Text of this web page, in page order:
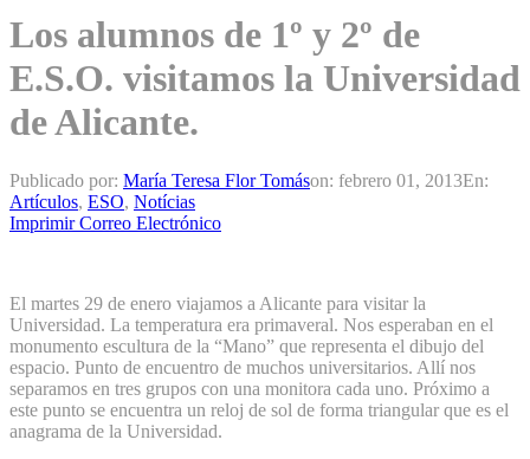
Los alumnos de 1º y 2º de
E.S.O. visitamos la Universidad
de Alicante.
Publicado por: María Teresa Flor Tomáson: febrero 01, 2013En:
Artículos, ESO, Notícias
Imprimir Correo Electrónico
El martes 29 de enero viajamos a Alicante para visitar la
Universidad. La temperatura era primaveral. Nos esperaban en el
monumento escultura de la “Mano” que representa el dibujo del
espacio. Punto de encuentro de muchos universitarios. Allí nos
separamos en tres grupos con una monitora cada uno. Próximo a
este punto se encuentra un reloj de sol de forma triangular que es el
anagrama de la Universidad.